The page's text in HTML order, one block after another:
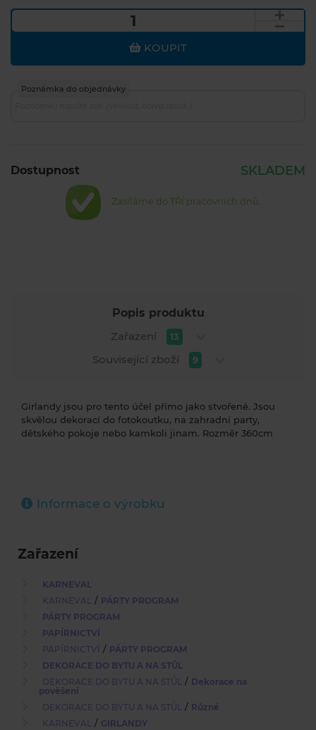
KOUPIT
Poznámka do objednávky
Dostupnost SKLADEM
Zasíláme do TŘÍ pracovních dnů.
Popis produktu
Zařazení
13
Související zboží 9
Girlandy jsou pro tento účel přímo jako stvořené. Jsou
skvělou dekorací do fotokoutku, na zahradní party,
dětského pokoje nebo kamkoli jinam. Rozměr 360cm
Informace o výrobku
Zařazení
KARNEVAL
KARNEVAL / PÁRTY PROGRAM
PÁRTY PROGRAM
PAPÍRNICTVÍ
PAPÍRNICTVÍ / PÁRTY PROGRAM
DEKORACE DO BYTU A NA STŮL
DEKORACE DO BYTU A NA STŮL / Dekorace na
pověšení
DEKORACE DO BYTU A NA STŮL / Různé
KARNEVAL / GIRLANDY